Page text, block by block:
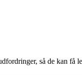
så de kan få